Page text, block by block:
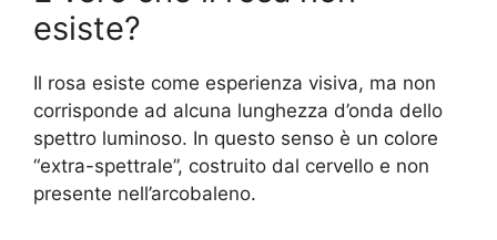
esiste?
Il rosa esiste come esperienza visiva, ma non
corrisponde ad alcuna lunghezza d’onda dello
spettro luminoso. In questo senso è un colore
“extra-spettrale”, costruito dal cervello e non
presente nell’arcobaleno.